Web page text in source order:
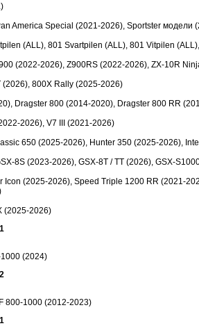
America Special (2021-2026), Sportster модели
(ALL), 801 Svartpilen (ALL), 801 Vitpilen
(2022-2026), Z900RS (2022-2026), ZX-10R
800X Rally (2025-2026)
Dragster 800 (2014-2020), Dragster 800 RR
2026), V7 III (2021-2026)
650 (2025-2026), Hunter 350 (2025-2026),
8S (2023-2026), GSX-8T / TT (2026), GSX-
Icon (2025-2026), Speed Triple 1200 RR (2021-
(2025-2026)
(2024)
800-1000 (2012-2023)